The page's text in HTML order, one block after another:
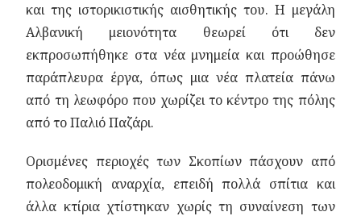
και της ιστορικιστικής αισθητικής του. Η μεγάλη
Αλβανική μειονότητα θεωρεί ότι δεν
εκπροσωπήθηκε στα νέα μνημεία και προώθησε
παράπλευρα έργα, όπως μια νέα πλατεία πάνω
από τη λεωφόρο που χωρίζει το κέντρο της πόλης
από το Παλιό Παζάρι.
Ορισμένες περιοχές των Σκοπίων πάσχουν από
πολεοδομική αναρχία, επειδή πολλά σπίτια και
άλλα κτίρια χτίστηκαν χωρίς τη συναίνεση των